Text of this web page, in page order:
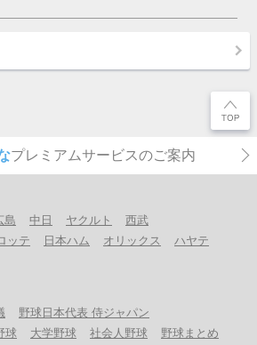
プレミアムサービスのご案内
島 中日 ヤクルト
西武
ッテ 日本ハム オリックス
ハヤテ
野球日本代表 侍ジャパン
球 大学野球 社会人野球 野球まとめ